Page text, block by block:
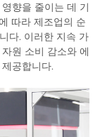
향을 줄이는 데 기
따라 제조업의 순
다. 이러한 지속 가
원 소비 감소와 에
공합니다.